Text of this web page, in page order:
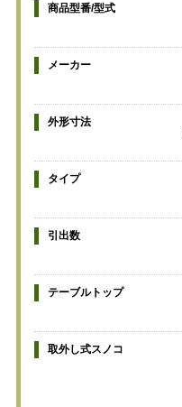
商品型番/型式
メーカー
外形寸法
タイプ
引出数
テーブルトップ
取外し式スノコ